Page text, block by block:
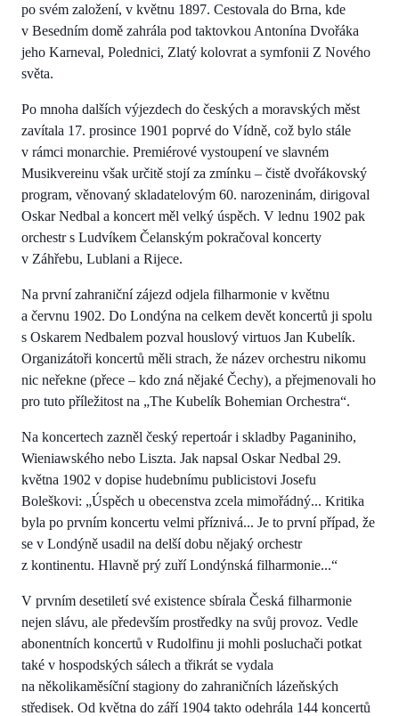
po svém založení, v květnu 1897. Cestovala do Brna, kde
v Besedním domě zahrála pod taktovkou Antonína Dvořáka
jeho Karneval, Polednici, Zlatý kolovrat a symfonii Z Nového
světa.
Po mnoha dalších výjezdech do českých a moravských měst
zavítala 17. prosince 1901 poprvé do Vídně, což bylo stále
v rámci monarchie. Premiérové vystoupení ve slavném
Musikvereinu však určitě stojí za zmínku – čistě dvořákovský
program, věnovaný skladatelovým 60. narozeninám, dirigoval
Oskar Nedbal a koncert měl velký úspěch. V lednu 1902 pak
orchestr s Ludvíkem Čelanským pokračoval koncerty
v Záhřebu, Lublani a Rijece.
Na první zahraniční zájezd odjela filharmonie v květnu
a červnu 1902. Do Londýna na celkem devět koncertů ji spolu
s Oskarem Nedbalem pozval houslový virtuos Jan Kubelík.
Organizátoři koncertů měli strach, že název orchestru nikomu
nic neřekne (přece – kdo zná nějaké Čechy), a přejmenovali ho
pro tuto příležitost na „The Kubelík Bohemian Orchestra“.
Na koncertech zazněl český repertoár i skladby Paganiniho,
Wieniawského nebo Liszta. Jak napsal Oskar Nedbal 29.
května 1902 v dopise hudebnímu publicistovi Josefu
Boleškovi: „Úspěch u obecenstva zcela mimořádný... Kritika
byla po prvním koncertu velmi příznivá... Je to první případ, že
se v Londýně usadil na delší dobu nějaký orchestr
z kontinentu. Hlavně prý zuří Londýnská filharmonie...“
V prvním desetiletí své existence sbírala Česká filharmonie
nejen slávu, ale především prostředky na svůj provoz. Vedle
abonentních koncertů v Rudolfinu ji mohli posluchači potkat
také v hospodských sálech a třikrát se vydala
na několikaměsíční stagiony do zahraničních lázeňských
středisek. Od května do září 1904 takto odehrála 144 koncertů